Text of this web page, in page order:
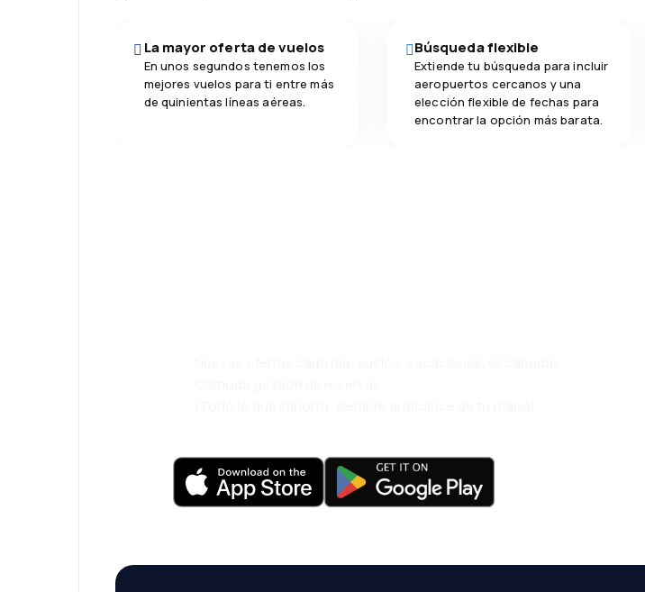
La mayor oferta de vuelos
En unos segundos tenemos los
mejores vuelos para ti entre más
de quinientas líneas aéreas.
Búsqueda flexible
Extiende tu búsqueda para incluir
aeropuertos cercanos y una
elección flexible de fechas para
encontrar la opción más barata.